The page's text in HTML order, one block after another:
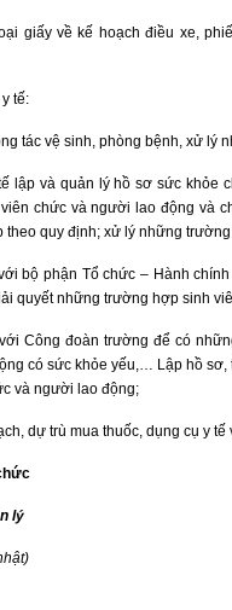
giấy về kế hoạch điều xe,
tế:
tác vệ sinh, phòng bệnh, xử
lập và quản lý hồ sơ sức khỏe
chức và người lao động và
theo quy định; xử lý những
bộ phận Tổ chức – Hành
quyết những trường hợp sinh
Công đoàn trường để có
có sức khỏe yếu,… Lập hồ sơ,
và người lao động;
dự trù mua thuốc, dụng cụ y
lý